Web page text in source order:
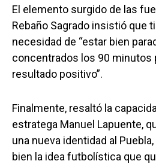
El elemento surgido de las
Rebaño Sagrado insistió que
necesidad de “estar bien
concentrados los 90 minutos
resultado positivo”.
Finalmente, resaltó la
estratega Manuel Lapuente,
una nueva identidad al
bien la idea futbolística que